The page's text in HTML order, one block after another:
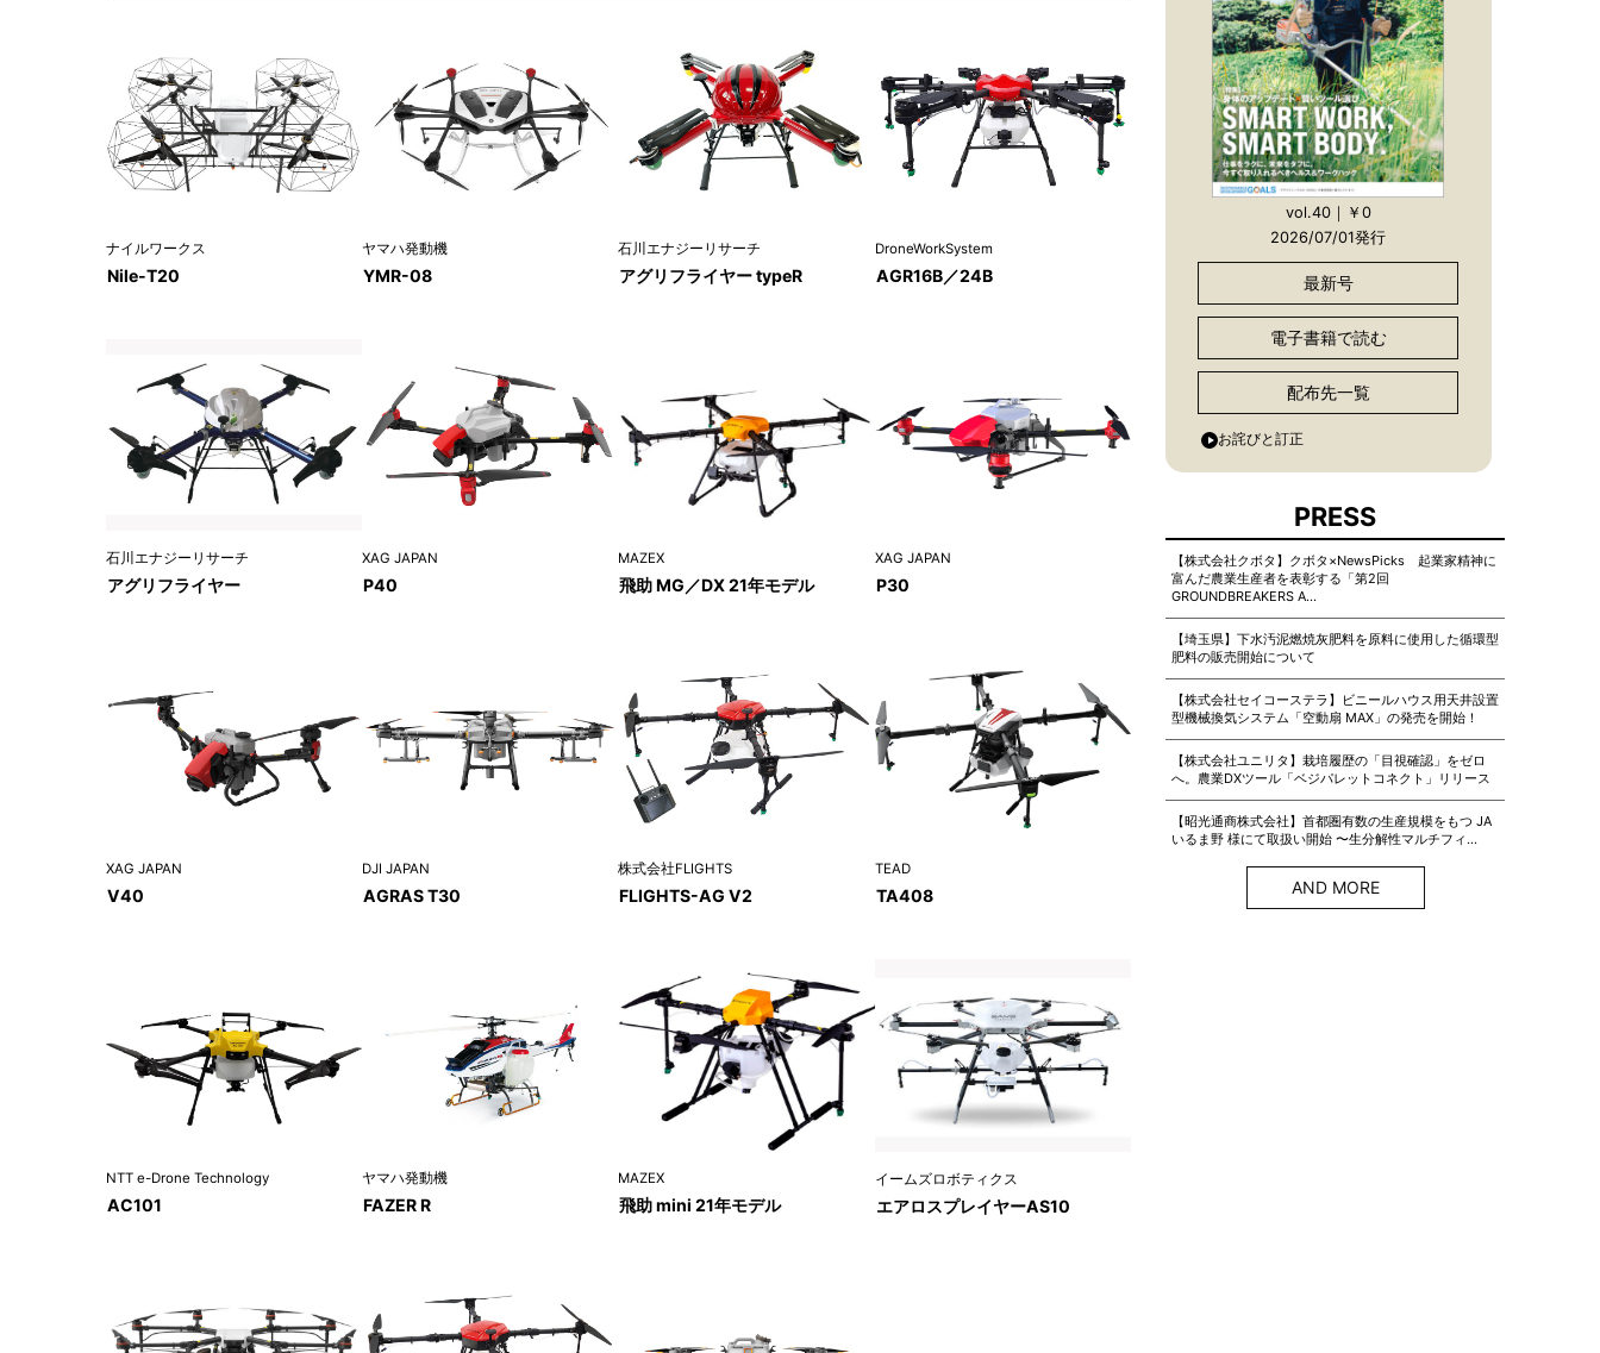
ナイルワークス
Nile-T20
ヤマハ発動機
YMR-08
石川エナジーリサーチ
アグリフライヤー typeR
DroneWorkSystem
AGR16B／24B
石川エナジーリサーチ
アグリフライヤー
XAG JAPAN
P40
MAZEX
飛助 MG／DX 21年モデル
XAG JAPAN
P30
XAG JAPAN
V40
DJI JAPAN
AGRAS T30
株式会社FLIGHTS
FLIGHTS-AG V2
TEAD
TA408
NTT e-Drone Technology
AC101
ヤマハ発動機
FAZER R
MAZEX
飛助 mini 21年モデル
イームズロボティクス
エアロスプレイヤーAS10
vol.40｜￥0
2026/07/01発行
最新号
電子書籍で読む
配布先一覧
お詫びと訂正
PRESS
【株式会社クボタ】クボタ×NewsPicks 起業家精神に
富んだ農業生産者を表彰する「第2回
GROUNDBREAKERS A…
【埼玉県】下水汚泥燃焼灰肥料を原料に使用した循環型
肥料の販売開始について
【株式会社セイコーステラ】ビニールハウス用天井設置
型機械換気システム「空動扇 MAX」の発売を開始！
【株式会社ユニリタ】栽培履歴の「目視確認」をゼロ
へ。農業DXツール「ベジパレットコネクト」リリース
【昭光通商株式会社】首都圏有数の生産規模をもつ JA
いるま野 様にて取扱い開始 〜生分解性マルチフィ…
AND MORE